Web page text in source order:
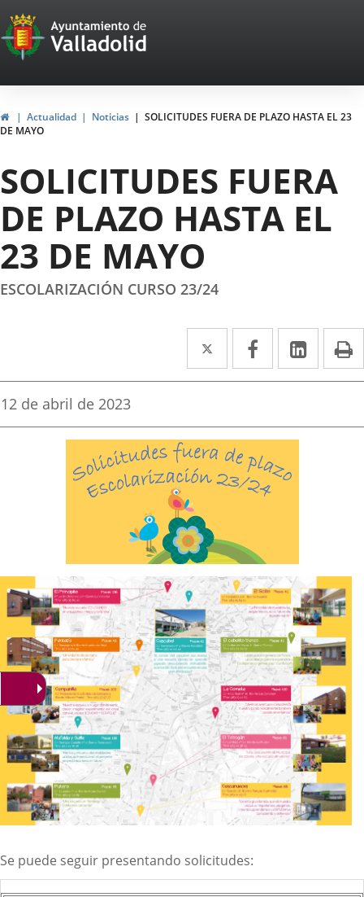
Portal
Web
del
Ayuntamiento
de
Valladolid
HomeActualidad Noticias
SOLICITUDES FUERA DE PLAZO HASTA EL 23
DE MAYO
SOLICITUDES FUERA
DE PLAZO HASTA EL
23 DE MAYO
ESCOLARIZACIÓN CURSO 23/24
Twitter
Enlace
a
aplicación
externa.
Facebook
Enlace
a
aplicación
externa.
Enlace
a
Fecha
la
12 de abril de 2023
Descripción
Se puede seguir presentando solicitudes: